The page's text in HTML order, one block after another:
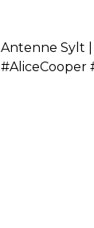
Antenne Sylt |
#AliceCooper